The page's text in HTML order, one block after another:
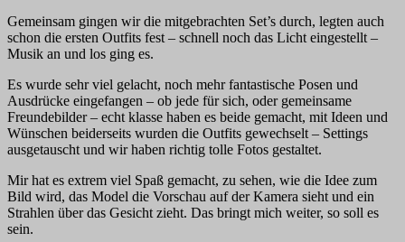
Gemeinsam gingen wir die mitgebrachten Set’s durch, legten auch
schon die ersten Outfits fest – schnell noch das Licht eingestellt –
Musik an und los ging es.
Es wurde sehr viel gelacht, noch mehr fantastische Posen und
Ausdrücke eingefangen – ob jede für sich, oder gemeinsame
Freundebilder – echt klasse haben es beide gemacht, mit Ideen und
Wünschen beiderseits wurden die Outfits gewechselt – Settings
ausgetauscht und wir haben richtig tolle Fotos gestaltet.
Mir hat es extrem viel Spaß gemacht, zu sehen, wie die Idee zum
Bild wird, das Model die Vorschau auf der Kamera sieht und ein
Strahlen über das Gesicht zieht. Das bringt mich weiter, so soll es
sein.